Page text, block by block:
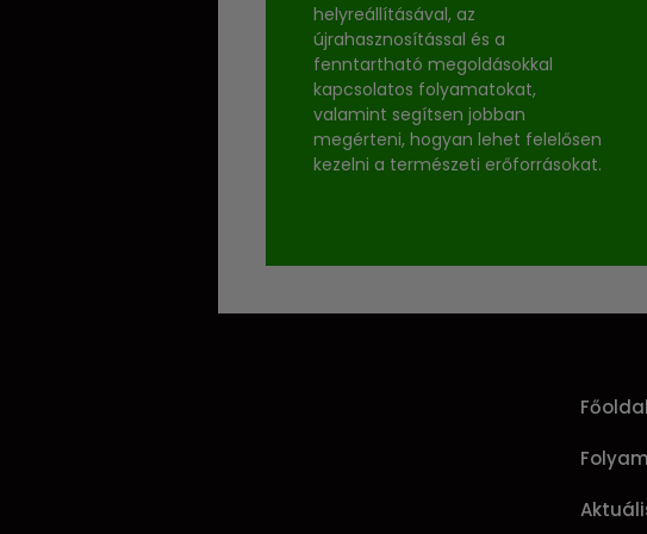
helyreállításával, az
újrahasznosítással és a
fenntartható megoldásokkal
kapcsolatos folyamatokat,
valamint segítsen jobban
megérteni, hogyan lehet felelősen
kezelni a természeti erőforrásokat.
Főoldal